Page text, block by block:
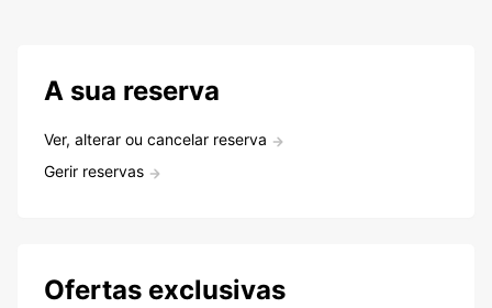
A sua reserva
Ver, alterar ou cancelar reserva
Gerir reservas
Ofertas exclusivas